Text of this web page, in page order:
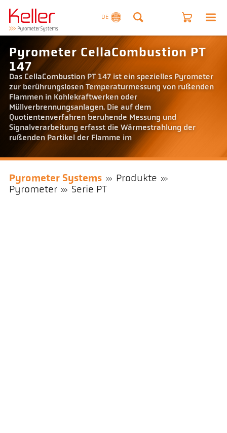
DE
Pyrometer CellaCombustion PT
147
Das CellaCombustion PT 147 ist ein spezielles Pyrometer
zur berührungslosen Temperaturmessung von rußenden
Flammen in Kohlekraftwerken oder
Müllverbrennungsanlagen. Die auf dem
Quotientenverfahren beruhende Messung und
Signalverarbeitung erfasst die Wärmestrahlung der
rußenden Partikel der Flamme im
Pyrometer Systems
Produkte
Pyrometer
Serie PT